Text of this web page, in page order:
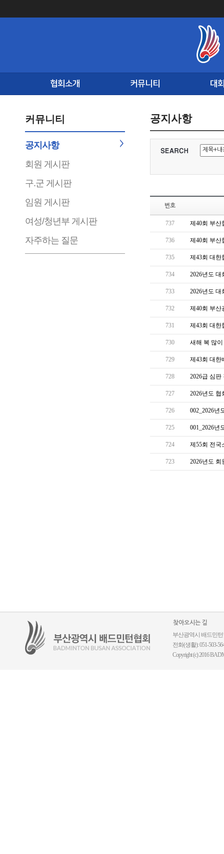
협회소개 커뮤니티 대
커뮤니티
공지사항
회원 게시판
구.군 게시판
임원 게시판
여성/청년부 게시판
자주하는 질문
공지사항
번호
737 제40회 부산
736 제40회 부산
735 제43회 대한
734 2026년도
733 2026년도
732 제40회 부산
731 제43회 대한
730 새해 복 많
729 제43회 대한
728 2026급 심판
727 2026년도
726 002_2026년
725 001_2026년
724 제55회 전국
723 2026년도 회
찾아오시는 길
부산광역시 배드민턴
전화(생활): 051-503-
Copyright (c) 2016